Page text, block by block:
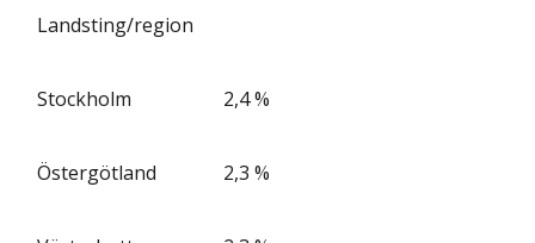
Landsting/region
Stockholm 2,4 %
Östergötland 2,3 %